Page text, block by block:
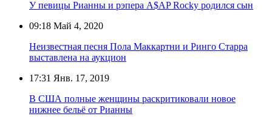
У певицы Рианны и рэпера A$AP Rocky родился сын
09:18 Май 4, 2020
Неизвестная песня Пола Маккартни и Ринго Старра
выставлена на аукцион
17:31 Янв. 17, 2019
В США полные женщины раскритиковали новое
нижнее бельё от Рианны